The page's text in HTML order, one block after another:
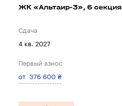
ЖК «Альтаир-3», 6 секция
Сдача
4 кв. 2027
Первый взнос
от 376 600 ₴